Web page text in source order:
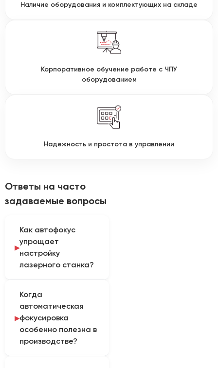
Наличие оборудования и комплектующих на складе
Корпоративное обучение работе с ЧПУ
оборудованием
Надежность и простота в управлении
Ответы на часто
задаваемые вопросы
Как автофокус
упрощает
настройку
лазерного станка?
автоматически
устанавливает
лазерную головку на
рабочую высоту
относительно
Когда
автоматическая
фокусировка
особенно полезна в
производстве?